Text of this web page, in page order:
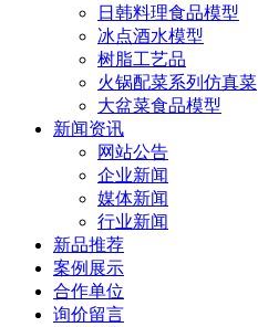
日韩料理食品模型
冰点酒水模型
树脂工艺品
火锅配菜系列仿真菜
大盆菜食品模型
新闻资讯
网站公告
企业新闻
媒体新闻
行业新闻
新品推荐
案例展示
合作单位
询价留言